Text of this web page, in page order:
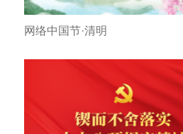
网络中国节·清明